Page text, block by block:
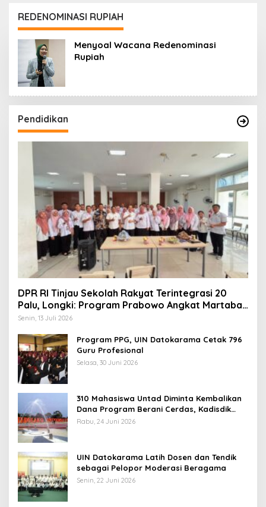
untuk Mendukung
Industri Teknologi
Masa Depan
REDENOMINASI RUPIAH
Menyoal Wacana Redenominasi
Rupiah
Pendidikan
DPR RI Tinjau Sekolah Rakyat Terintegrasi 20
Palu, Longki: Program Prabowo Angkat Martabat
Anak Miskin
Senin, 13 Juli 2026
Program PPG, UIN Datokarama Cetak 796
Guru Profesional
Selasa, 30 Juni 2026
310 Mahasiswa Untad Diminta Kembalikan
Dana Program Berani Cerdas, Kadisdik
Sulteng: Tidak Boleh Terima Beasiswa
Rabu, 24 Juni 2026
UIN Datokarama Latih Dosen dan Tendik
sebagai Pelopor Moderasi Beragama
Senin, 22 Juni 2026